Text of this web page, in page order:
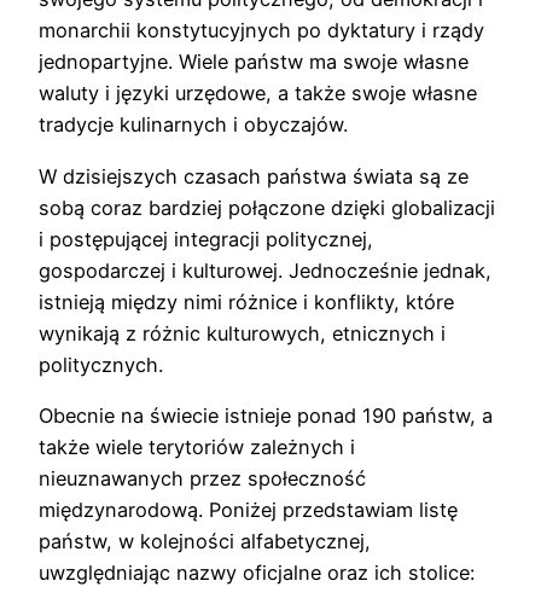
monarchii konstytucyjnych po dyktatury i rządy
jednopartyjne. Wiele państw ma swoje własne
waluty i języki urzędowe, a także swoje własne
tradycje kulinarnych i obyczajów.
W dzisiejszych czasach państwa świata są ze
sobą coraz bardziej połączone dzięki globalizacji
i postępującej integracji politycznej,
gospodarczej i kulturowej. Jednocześnie jednak,
istnieją między nimi różnice i konflikty, które
wynikają z różnic kulturowych, etnicznych i
politycznych.
Obecnie na świecie istnieje ponad 190 państw, a
także wiele terytoriów zależnych i
nieuznawanych przez społeczność
międzynarodową. Poniżej przedstawiam listę
państw, w kolejności alfabetycznej,
uwzględniając nazwy oficjalne oraz ich stolice: